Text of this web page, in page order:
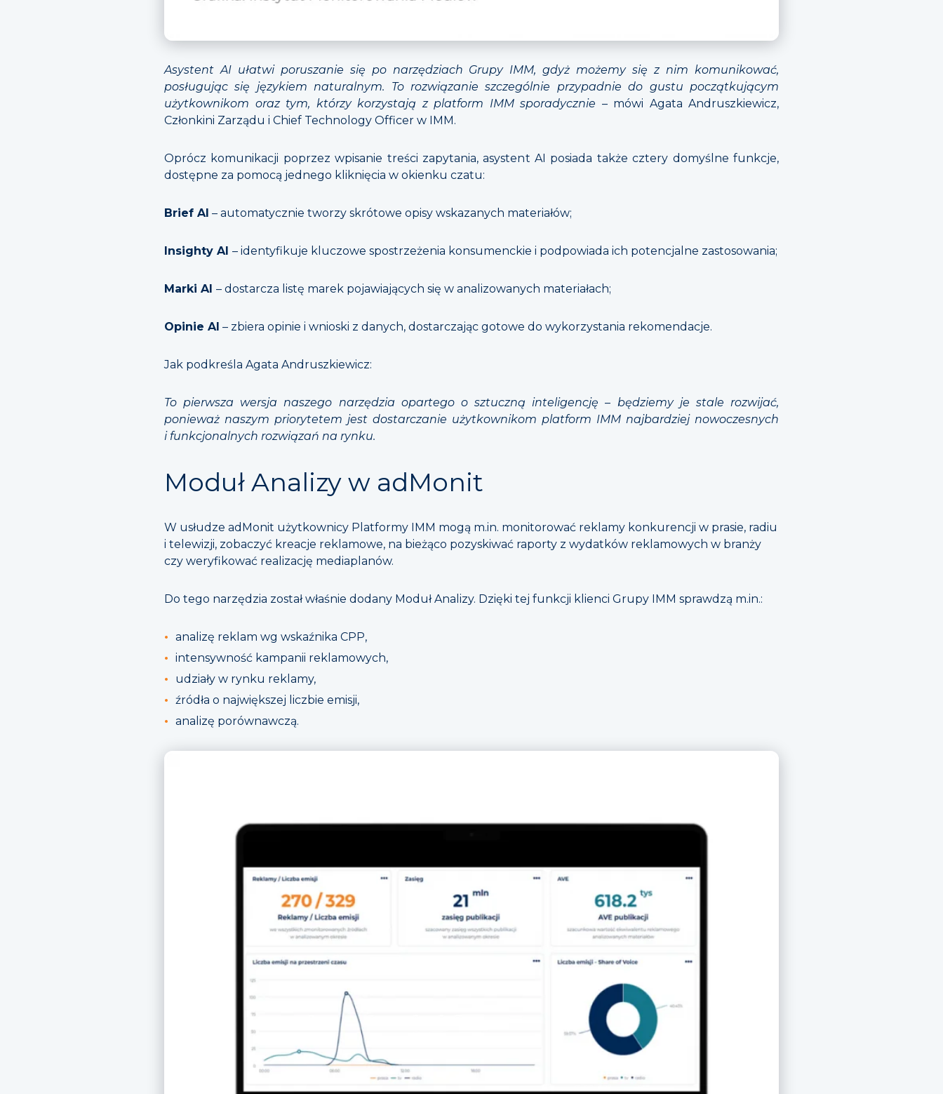
Asystent AI ułatwi poruszanie się po narzędziach Grupy IMM, gdyż możemy się z nim komunikować,
posługując się językiem naturalnym. To rozwiązanie szczególnie przypadnie do gustu początkującym
użytkownikom oraz tym, którzy korzystają z platform IMM sporadycznie – mówi Agata Andruszkiewicz,
Członkini Zarządu i Chief Technology Officer w IMM.
Oprócz komunikacji poprzez wpisanie treści zapytania, asystent AI posiada także cztery domyślne funkcje,
dostępne za pomocą jednego kliknięcia w okienku czatu:
Brief AI – automatycznie tworzy skrótowe opisy wskazanych materiałów;
Insighty AI – identyfikuje kluczowe spostrzeżenia konsumenckie i podpowiada ich potencjalne zastosowania;
Marki AI – dostarcza listę marek pojawiających się w analizowanych materiałach;
Opinie AI – zbiera opinie i wnioski z danych, dostarczając gotowe do wykorzystania rekomendacje.
Jak podkreśla Agata Andruszkiewicz:
To pierwsza wersja naszego narzędzia opartego o sztuczną inteligencję – będziemy je stale rozwijać,
ponieważ naszym priorytetem jest dostarczanie użytkownikom platform IMM najbardziej nowoczesnych
i funkcjonalnych rozwiązań na rynku.
Moduł Analizy w adMonit
W usłudze adMonit użytkownicy Platformy IMM mogą m.in. monitorować reklamy konkurencji w prasie, radiu
i telewizji, zobaczyć kreacje reklamowe, na bieżąco pozyskiwać raporty z wydatków reklamowych w branży
czy weryfikować realizację mediaplanów.
Do tego narzędzia został właśnie dodany Moduł Analizy. Dzięki tej funkcji klienci Grupy IMM sprawdzą m.in.:
analizę reklam wg wskaźnika CPP,
intensywność kampanii reklamowych,
udziały w rynku reklamy,
źródła o największej liczbie emisji,
analizę porównawczą.